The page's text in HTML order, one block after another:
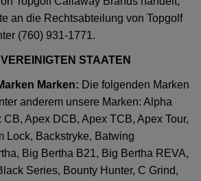
an die Rechtsabteilung von Topgolf
(760) 931-1771.
STAATEN
Marken: Die folgenden Marken
anderem unsere Marken: Alpha
CB, Apex DCB, Apex TCB, Apex Tour,
Lock, Backstryke, Batwing
Big Bertha B21, Big Bertha REVA,
Series, Bounty Hunter, C Grind,